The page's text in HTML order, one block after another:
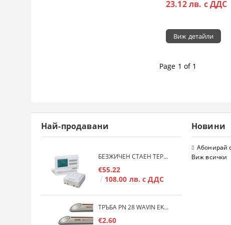
23.12 лв. с ДДС
Виж детайли
Page 1 of 1
Най-продавани
БЕЗЖИЧЕН СТАЕН ТЕРМОСТАТ COMPUTHERM Q7RF
€55.22
108.00 лв. с ДДС
ТРЪБА PN 28 WAVIN EKOPLASTIK FIBER BASALT PLUS - 3М/БР.
€2.60
Новини
Абонирай
Виж всички